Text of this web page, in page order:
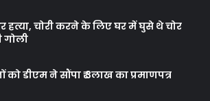
चोरी करने के लिए घर में घुसे थे चोर
गोली
डीएम ने सौंपा ₹ 3लाख का प्रमाणपत्र